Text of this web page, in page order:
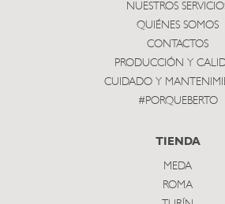
NUESTROS
QUIÉNES SOMOS
CONTACTOS
PRODUCCIÓN Y
CUIDADO Y
#PORQUEBERTO
TIENDA
MEDA
ROMA